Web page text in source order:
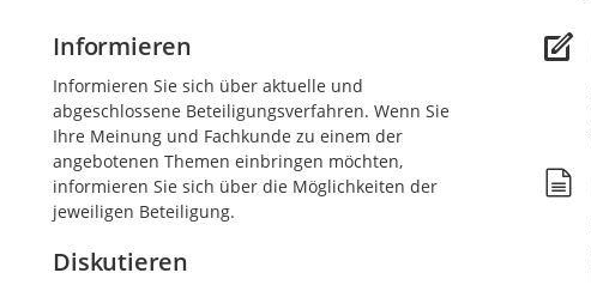
Informieren
Informieren Sie sich über aktuelle und
abgeschlossene Beteiligungsverfahren. Wenn Sie
Ihre Meinung und Fachkunde zu einem der
angebotenen Themen einbringen möchten,
informieren Sie sich über die Möglichkeiten der
jeweiligen Beteiligung.
Diskutieren